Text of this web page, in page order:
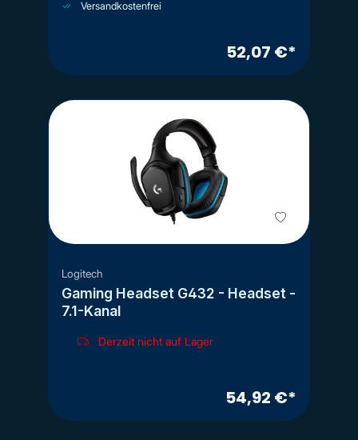
Versandkostenfrei
52,07 €*
Logitech
Gaming Headset G432 - Headset -
7.1-Kanal
Derzeit nicht auf Lager
54,92 €*